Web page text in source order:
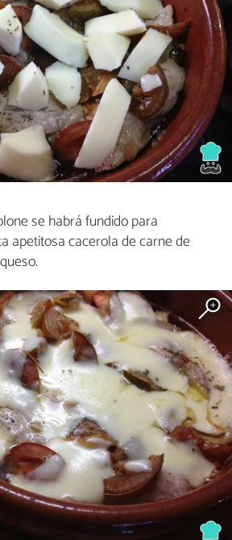
se habrá fundido para
apetitosa cacerola de carne de